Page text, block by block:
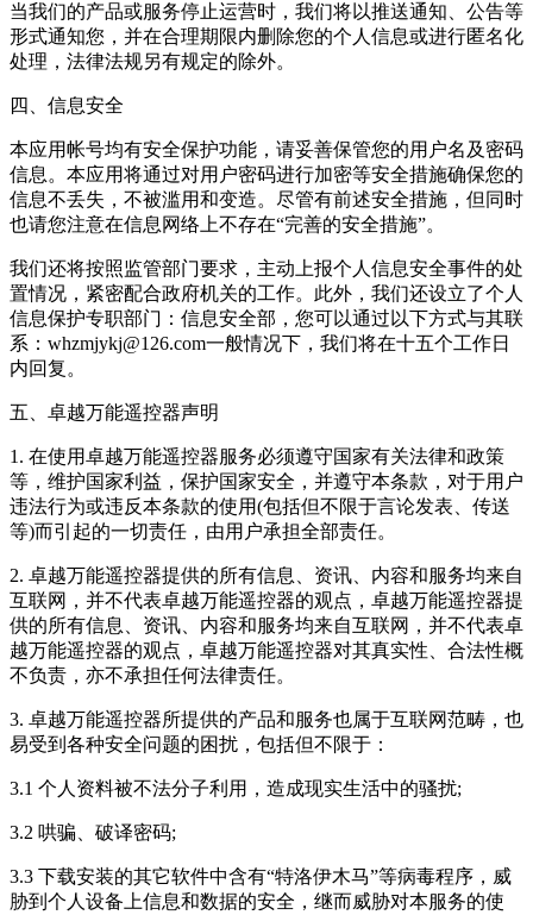
当我们的产品或服务停止运营时，我们将以推送通知、公告等
形式通知您，并在合理期限内删除您的个人信息或进行匿名化
处理，法律法规另有规定的除外。
四、信息安全
本应用帐号均有安全保护功能，请妥善保管您的用户名及密码
信息。本应用将通过对用户密码进行加密等安全措施确保您的
信息不丢失，不被滥用和变造。尽管有前述安全措施，但同时
也请您注意在信息网络上不存在“完善的安全措施”。
我们还将按照监管部门要求，主动上报个人信息安全事件的处
置情况，紧密配合政府机关的工作。此外，我们还设立了个人
信息保护专职部门：信息安全部，您可以通过以下方式与其联
系：whzmjykj@126.com一般情况下，我们将在十五个工作日
内回复。
五、卓越万能遥控器声明
1. 在使用卓越万能遥控器服务必须遵守国家有关法律和政策
等，维护国家利益，保护国家安全，并遵守本条款，对于用户
违法行为或违反本条款的使用(包括但不限于言论发表、传送
等)而引起的一切责任，由用户承担全部责任。
2. 卓越万能遥控器提供的所有信息、资讯、内容和服务均来自
互联网，并不代表卓越万能遥控器的观点，卓越万能遥控器提
供的所有信息、资讯、内容和服务均来自互联网，并不代表卓
越万能遥控器的观点，卓越万能遥控器对其真实性、合法性概
不负责，亦不承担任何法律责任。
3. 卓越万能遥控器所提供的产品和服务也属于互联网范畴，也
易受到各种安全问题的困扰，包括但不限于：
3.1 个人资料被不法分子利用，造成现实生活中的骚扰;
3.2 哄骗、破译密码;
3.3 下载安装的其它软件中含有“特洛伊木马”等病毒程序，威
胁到个人设备上信息和数据的安全，继而威胁对本服务的使